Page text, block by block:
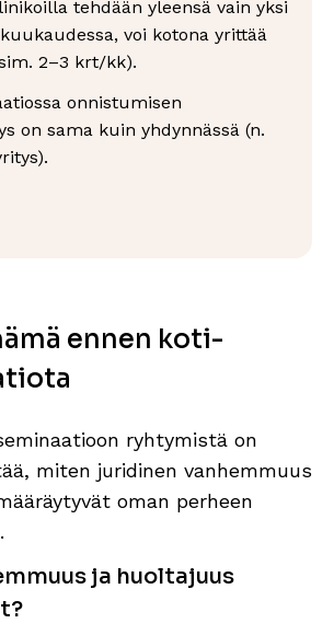
tehdään yleensä vain yksi
voi kotona yrittää
2–3 krt/kk).
onnistumisen
on sama kuin yhdynnässä (n.
ennen koti-
ryhtymistä on
miten juridinen vanhemmuus
oman perheen
ja huoltajuus